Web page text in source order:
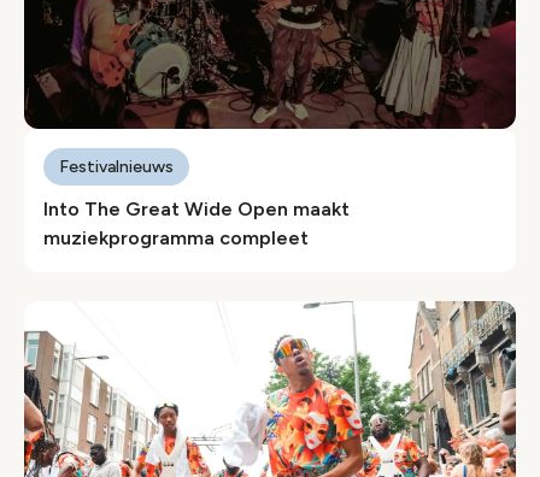
Into The Great Wide Open maakt
muziekprogramma compleet
Festivalnieuws